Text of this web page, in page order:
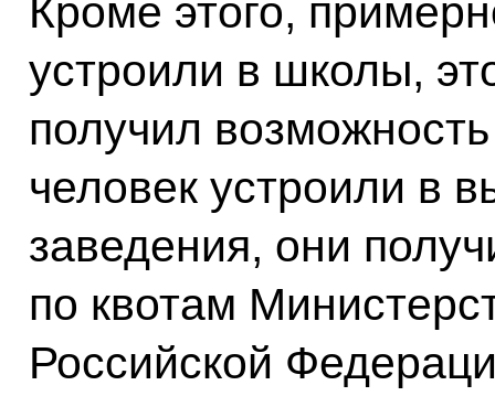
Кроме этого,
устроили в школы,
получил
человек устроили в
заведения, они
по квотам
Российской